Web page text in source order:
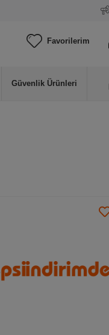
Favorilerim
Güvenlik Ürünleri